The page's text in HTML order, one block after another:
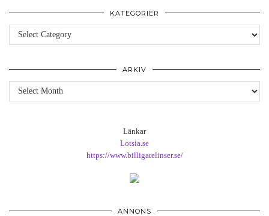
KATEGORIER
Kategorier
ARKIV
Arkiv
Länkar
Lotsia.se
https://www.billigarelinser.se/
ANNONS